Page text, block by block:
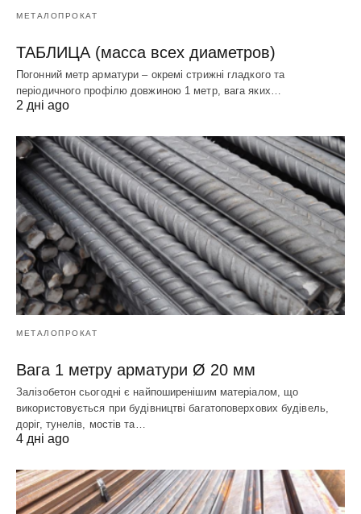
МЕТАЛОПРОКАТ
ТАБЛИЦА (масса всех диаметров)
Погонний метр арматури – окремі стрижні гладкого та
періодичного профілю довжиною 1 метр, вага яких…
2 дні ago
МЕТАЛОПРОКАТ
Вага 1 метру арматури Ø 20 мм
Залізобетон сьогодні є найпоширенішим матеріалом, що
використовується при будівництві багатоповерхових будівель,
доріг, тунелів, мостів та…
4 дні ago